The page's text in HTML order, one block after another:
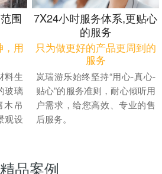
围
，用
料生
玻璃
吊
观设
7X24小时服务体系,更贴心
的服务
只为做更好的产品更周到的
服务
岚瑞游乐始终坚持“用心-真心-
贴心”的服务准则，耐心倾听用
户需求，给您高效、专业的售
后服务。
精品案例